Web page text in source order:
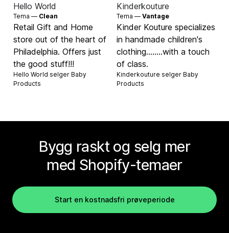
Hello World
Tema — Clean
Retail Gift and Home
store out of the heart of
Philadelphia. Offers just
the good stuff!!!
Hello World selger Baby
Products
Kinderkouture
Tema — Vantage
Kinder Kouture specializes
in handmade children's
clothing........with a touch
of class.
Kinderkouture selger Baby
Products
Bygg raskt og selg mer
med Shopify-temaer
Start en kostnadsfri prøveperiode